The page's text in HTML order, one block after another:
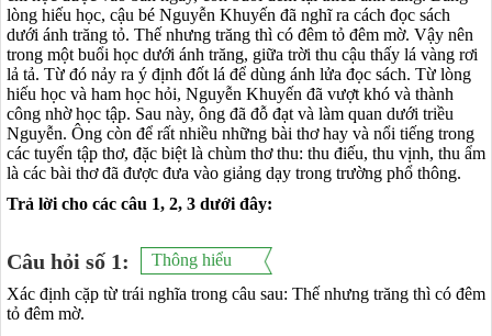
lòng hiếu học, cậu bé Nguyễn Khuyến đã nghĩ ra cách đọc sách
dưới ánh trăng tỏ. Thế nhưng trăng thì có đêm tỏ đêm mờ. Vậy nên
trong một buổi học dưới ánh trăng, giữa trời thu cậu thấy lá vàng rơi
lả tả. Từ đó nảy ra ý định đốt lá để dùng ánh lửa đọc sách. Từ lòng
hiếu học và ham học hỏi, Nguyễn Khuyến đã vượt khó và thành
công nhờ học tập. Sau này, ông đã đỗ đạt và làm quan dưới triều
Nguyễn. Ông còn để rất nhiều những bài thơ hay và nổi tiếng trong
các tuyển tập thơ, đặc biệt là chùm thơ thu: thu điếu, thu vịnh, thu ẩm
là các bài thơ đã được đưa vào giảng dạy trong trường phổ thông.
Trả lời cho các câu 1, 2, 3 dưới đây:
Câu hỏi số 1:
Thông hiểu
Xác định cặp từ trái nghĩa trong câu sau: Thế nhưng trăng thì có đêm
tỏ đêm mờ.